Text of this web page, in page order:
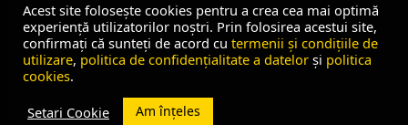
Acest site folosește cookies pentru a crea cea mai optimă
experiență utilizatorilor noștri. Prin folosirea acestui site,
confirmați că sunteți de acord cu termenii și condițiile de
utilizare, politica de confidențialitate a datelor și politica
cookies.
Setari Cookie
Am înțeles